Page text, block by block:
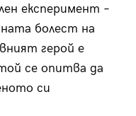
експеримент –
болест на
герой е
се опитва да
си